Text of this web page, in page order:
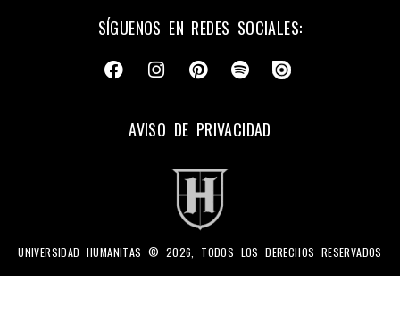
SÍGUENOS EN REDES SOCIALES:
AVISO DE PRIVACIDAD
UNIVERSIDAD HUMANITAS © 2026, TODOS LOS DERECHOS RESERVADOS